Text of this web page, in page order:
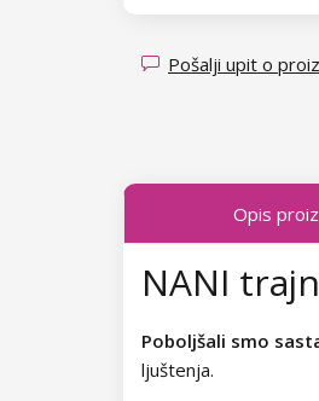
Kolekcija Fallen
Kolekcija Charm
Kolekcija Pearl
Kolekcija Wild West
Kolekcija Sea Tide
Kolekcija Sea
Kolekcija Shake It
Kolekcija West
Kolekcija Autumn
Pošalji upit o
Opis
NANI
Poboljšali smo
ljuštenja.